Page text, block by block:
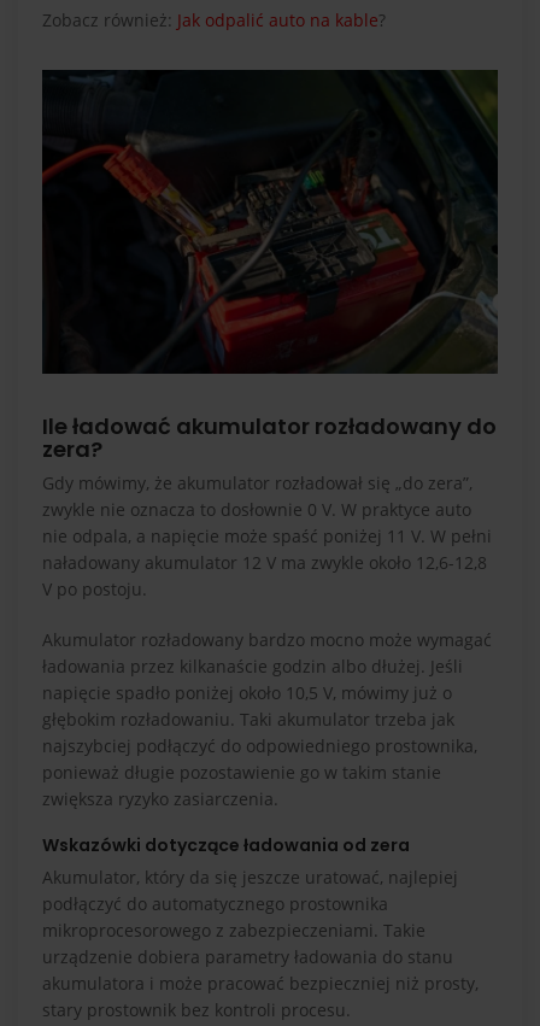
Zobacz również: Jak odpalić auto na kable?
Ile ładować akumulator rozładowany do
zera?
Gdy mówimy, że akumulator rozładował się „do zera”,
zwykle nie oznacza to dosłownie 0 V. W praktyce auto
nie odpala, a napięcie może spaść poniżej 11 V. W pełni
naładowany akumulator 12 V ma zwykle około 12,6-12,8
V po postoju.
Akumulator rozładowany bardzo mocno może wymagać
ładowania przez kilkanaście godzin albo dłużej. Jeśli
napięcie spadło poniżej około 10,5 V, mówimy już o
głębokim rozładowaniu. Taki akumulator trzeba jak
najszybciej podłączyć do odpowiedniego prostownika,
ponieważ długie pozostawienie go w takim stanie
zwiększa ryzyko zasiarczenia.
Wskazówki dotyczące ładowania od zera
Akumulator, który da się jeszcze uratować, najlepiej
podłączyć do automatycznego prostownika
mikroprocesorowego z zabezpieczeniami. Takie
urządzenie dobiera parametry ładowania do stanu
akumulatora i może pracować bezpieczniej niż prosty,
stary prostownik bez kontroli procesu.